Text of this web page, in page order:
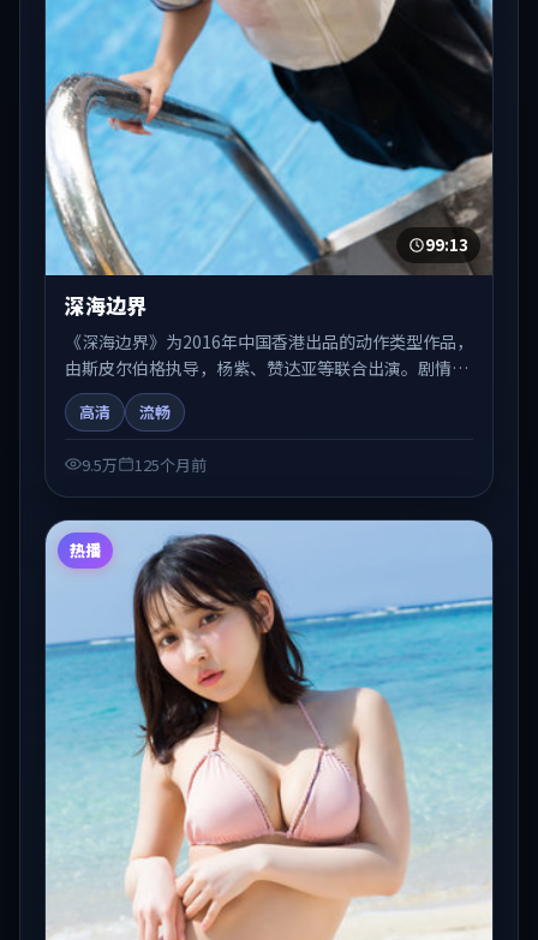
99:13
深海边界
《深海边界》为2016年中国香港出品的动作类型作品，
由斯皮尔伯格执导，杨紫、赞达亚等联合出演。剧情在
人物弧光与节奏推进中展开，兼具叙事张力与视听质
感。适合关注国产在线观看、热播国产剧与院线佳片的
高清 流畅
9.5万 125个月前
热播